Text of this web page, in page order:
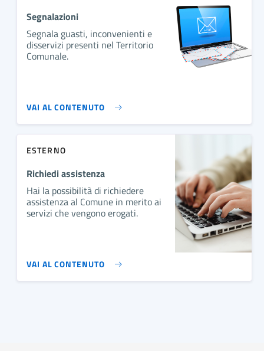
Segnalazioni
Segnala guasti, inconvenienti e
disservizi presenti nel Territorio
Comunale.
VAI AL CONTENUTO
ESTERNO
Richiedi assistenza
Hai la possibilità di richiedere
assistenza al Comune in merito ai
servizi che vengono erogati.
VAI AL CONTENUTO